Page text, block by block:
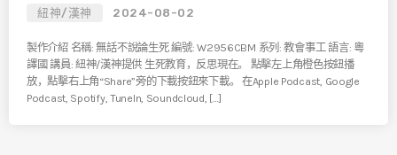
紐神/漢神 2024-08-02
製作介紹 名稱: 無話不說論生死 編號: W2956CBM 系列: 教會事工 語言: 粵
譯國 講員: 紐神/漢神提供 生死教育，反思現在。 點擊左上角橙色按鈕播
放，點擊右上角“Share”旁的下載按鈕來下載。 在Apple Podcast, Google
Podcast, Spotify, TuneIn, Soundcloud, […]